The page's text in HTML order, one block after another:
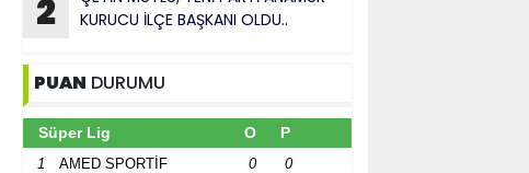
2
KURUCU İLÇE BAŞKANI OLDU..
PUAN DURUMU
Süper Lig O P
1
AMED SPORTİF
0 0